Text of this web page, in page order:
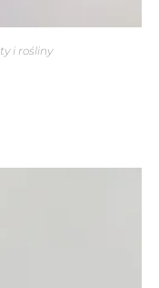
i rośliny